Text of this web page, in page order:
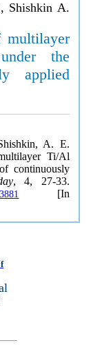
Shishkin A.
multilayer
the
applied
A. E.
Ti/Al
continuously
, 4, 27-33.
[In